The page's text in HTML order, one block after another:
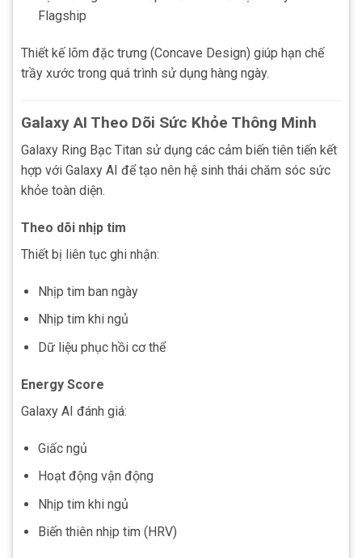
Flagship
Thiết kế lõm đặc trưng (Concave Design) giúp hạn chế
trầy xước trong quá trình sử dụng hàng ngày.
Galaxy AI Theo Dõi Sức Khỏe Thông Minh
Galaxy Ring Bạc Titan sử dụng các cảm biến tiên tiến kết
hợp với Galaxy AI để tạo nên hệ sinh thái chăm sóc sức
khỏe toàn diện.
Theo dõi nhịp tim
Thiết bị liên tục ghi nhận:
Nhịp tim ban ngày
Nhịp tim khi ngủ
Dữ liệu phục hồi cơ thể
Energy Score
Galaxy AI đánh giá:
Giấc ngủ
Hoạt động vận động
Nhịp tim khi ngủ
Biến thiên nhịp tim (HRV)